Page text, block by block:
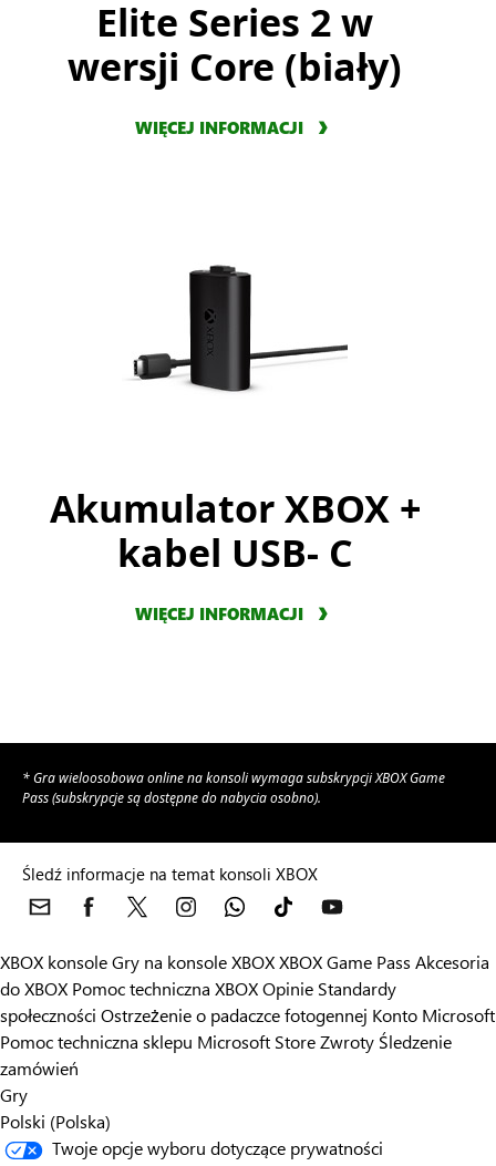
Elite Series 2 w
wersji Core (biały)
WIĘCEJ INFORMACJI
Akumulator XBOX +
kabel USB- C
WIĘCEJ INFORMACJI
* Gra wieloosobowa online na konsoli wymaga subskrypcji XBOX Game
Pass (subskrypcje są dostępne do nabycia osobno).
Śledź informacje na temat konsoli XBOX
XBOX konsoleGry na konsole XBOXXBOX Game Pass Akcesoria
do XBOX Pomoc techniczna XBOXOpinie Standardy
społeczności Ostrzeżenie o padaczce fotogennej Konto Microsoft
Pomoc techniczna sklepu Microsoft StoreZwroty Śledzenie
zamówień
Gry
Polski (Polska)
Twoje opcje wyboru dotyczące prywatności